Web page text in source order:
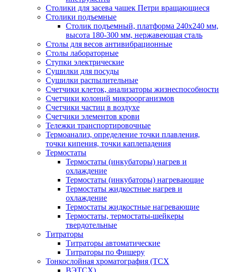
Столики для засева чашек Петри вращающиеся
Столики подъемные
Столик подъемный, платформа 240х240 мм,
высота 180-300 мм, нержавеющая сталь
Столы для весов антивибрационные
Столы лабораторные
Ступки электрические
Сушилки для посуды
Сушилки распылительные
Счетчики клеток, анализаторы жизнеспособности
Счетчики колоний микроорганизмов
Счетчики частиц в воздухе
Счетчики элементов крови
Тележки транспортировочные
Термоанализ, определение точки плавления,
точки кипения, точки каплепадения
Термостаты
Термостаты (инкубаторы) нагрев и
охлаждение
Термостаты (инкубаторы) нагревающие
Термостаты жидкостные нагрев и
охлаждение
Термостаты жидкостные нагревающие
Термостаты, термостаты-шейкеры
твердотельные
Титраторы
Титраторы автоматические
Титраторы по Фишеру
Тонкослойная хроматография (ТСХ
ВЭТСХ)